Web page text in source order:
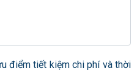
điểm tiết kiệm chi phí và thời